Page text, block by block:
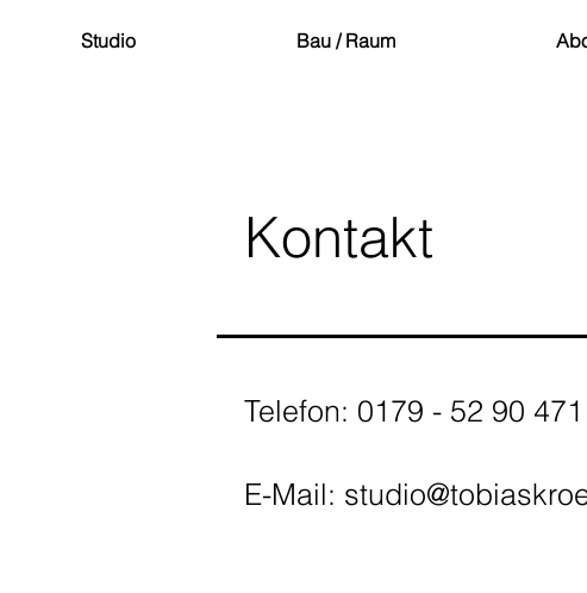
Studio Bau / Raum
Kontakt
Telefon: 0179 - 52 90 471
E-Mail: